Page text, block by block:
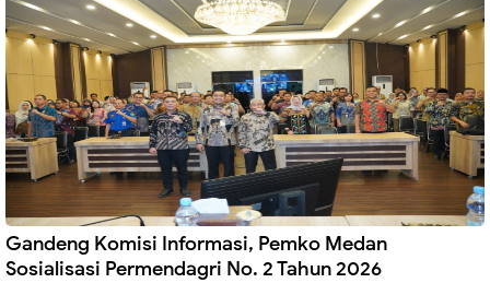
Gandeng Komisi Informasi, Pemko Medan
Sosialisasi Permendagri No. 2 Tahun 2026